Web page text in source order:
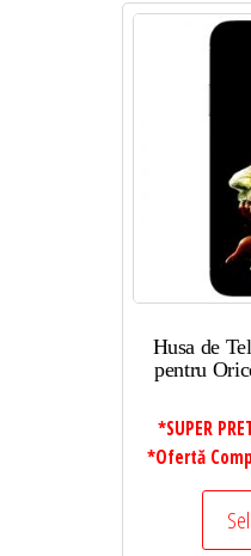
Husa de
pentru
*SUPER
*Ofertă